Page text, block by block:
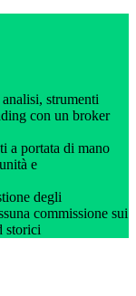
strumenti
con un broker
a portata di mano
e
degli
commissione sui
storici